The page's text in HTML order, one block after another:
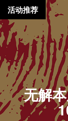
无解
活动推荐